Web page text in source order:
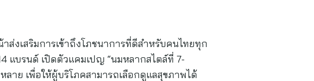
าส่งเสริมการเข้าถึงโภชนาการที่ดีสำหรับคนไทยทุก
แบรนด์ เปิดตัวแคมเปญ “นมหลากสไตล์ที่ 7-
าย เพื่อให้ผู้บริโภคสามารถเลือกดูแลสุขภาพได้